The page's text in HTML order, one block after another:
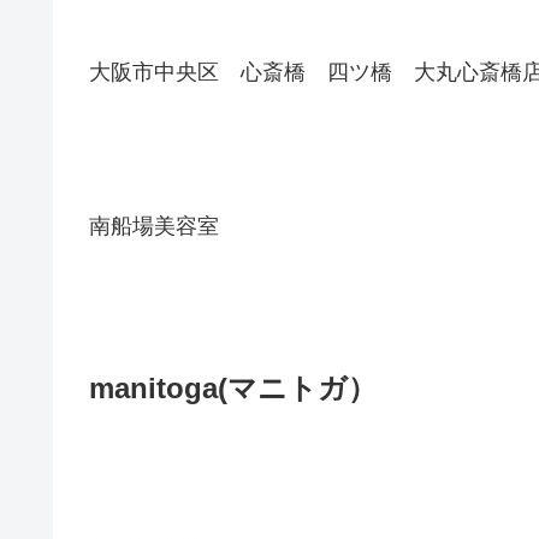
大阪市中央区 心斎橋 四ツ橋 大丸心斎橋店
南船場美容室
manitoga(マニトガ）